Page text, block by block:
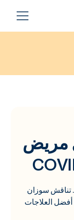
مريض
تناقش سوزان
سيروتا-روزنبرغ، DO، FAOCD، FAAD أفضل العلاجات